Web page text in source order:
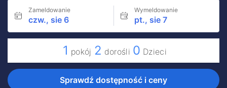
Zameldowanie
czw., sie 6
Wymeldowanie
pt., sie 7
1 pokój 2 dorośli 0 Dzieci
Sprawdź dostępność i ceny